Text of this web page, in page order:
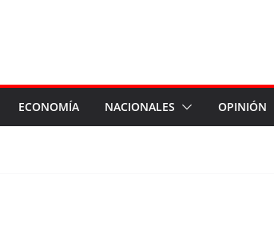
ECONOMÍA NACIONALES OPINIÓN